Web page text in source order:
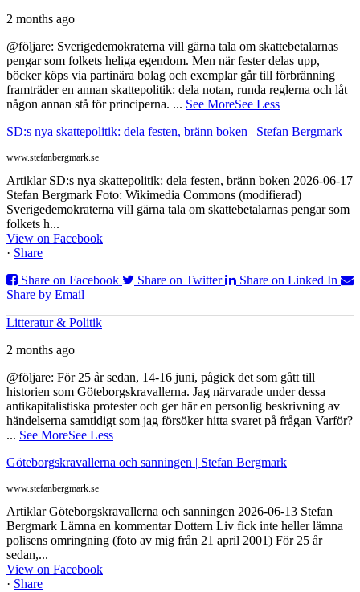
2 months ago
@följare: Sverigedemokraterna vill gärna tala om skattebetalarnas
pengar som folkets heliga egendom. Men när fester delas upp,
böcker köps via partinära bolag och exemplar går till förbränning
framträder en annan skattepolitik: dela notan, runda reglerna och låt
någon annan stå för principerna. ... See MoreSee Less
SD:s nya skattepolitik: dela festen, bränn boken | Stefan Bergmark
www.stefanbergmark.se
Artiklar SD:s nya skattepolitik: dela festen, bränn boken 2026-06-17
Stefan Bergmark Foto: Wikimedia Commons (modifierad)
Sverigedemokraterna vill gärna tala om skattebetalarnas pengar som
folkets h...
View on Facebook
· Share
Share on Facebook
Share on Twitter
Share on Linked In
Share by Email
Litteratur & Politik
2 months ago
@följare: För 25 år sedan, 14-16 juni, pågick det som gått till
historien som Göteborgskravallerna. Jag närvarade under dessa
antikapitalistiska protester och ger här en personlig beskrivning av
händelserna samtidigt som jag försöker hitta svaret på frågan Varför?
... See MoreSee Less
Göteborgskravallerna och sanningen | Stefan Bergmark
www.stefanbergmark.se
Artiklar Göteborgskravallerna och sanningen 2026-06-13 Stefan
Bergmark Lämna en kommentar Dottern Liv fick inte heller lämna
polisens omringning (foto av mig från 21 april 2001) För 25 år
sedan,...
View on Facebook
· Share